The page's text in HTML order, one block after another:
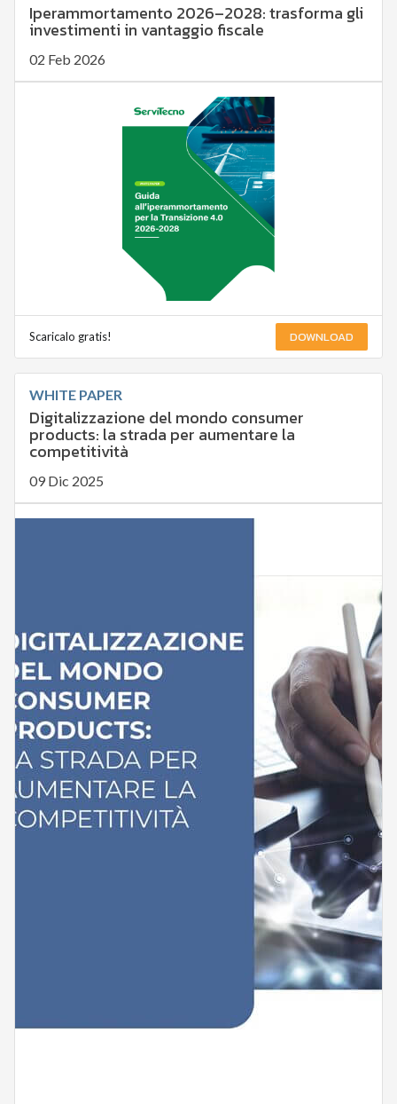
Iperammortamento 2026–2028: trasforma gli
investimenti in vantaggio fiscale
02 Feb 2026
Scaricalo gratis! DOWNLOAD
WHITE PAPER
Digitalizzazione del mondo consumer
products: la strada per aumentare la
competitività
09 Dic 2025